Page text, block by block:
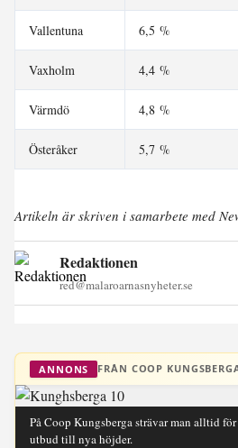
Vallentuna 6,5 %
Vaxholm 4,4 %
Värmdö 4,8 %
Österåker 5,7 %
Artikeln är skriven i samarbete med
Redaktionen
red@malaroarnasnyheter.se
ANNONS FRÅN COOP
På Coop Kungsberga strävar man alltid
utbud till nya höjder.